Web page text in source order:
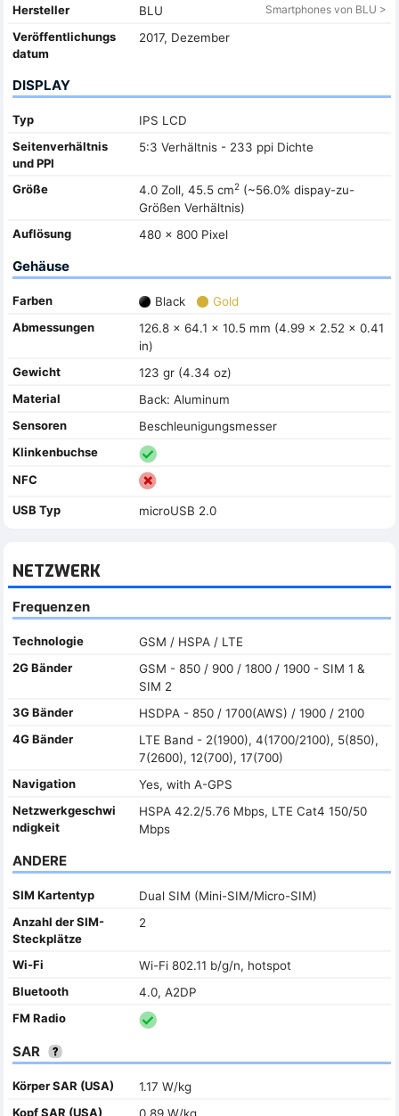
Hersteller BLU Smartphones von BLU >
Veröffentlichungs
datum
2017, Dezember
DISPLAY
Typ
IPS LCD
Seitenverhältnis
und PPI
5:3 Verhältnis - 233 ppi Dichte
Größe 4.0 Zoll, 45.5 cm2(~56.0% dispay-zu-
Größen Verhältnis)
Auflösung
480 x 800 Pixel
Gehäuse
Farben Black
Gold
Abmessungen
126.8 x 64.1 x 10.5 mm (4.99 x 2.52 x 0.41
in)
Gewicht
123 gr (4.34 oz)
Material
Back: Aluminum
Sensoren
Beschleunigungsmesser
Klinkenbuchse
NFC
USB Typ microUSB 2.0
NETZWERK
Frequenzen
Technologie
GSM / HSPA / LTE
2G Bänder
GSM - 850 / 900 / 1800 / 1900 - SIM 1 &
SIM 2
3G Bänder
HSDPA - 850 / 1700(AWS) / 1900 / 2100
4G Bänder
LTE Band - 2(1900), 4(1700/2100), 5(850),
7(2600), 12(700), 17(700)
Navigation
Yes, with A-GPS
Netzwerkgeschwi
ndigkeit
HSPA 42.2/5.76 Mbps, LTE Cat4 150/50
Mbps
ANDERE
SIM Kartentyp
Dual SIM (Mini-SIM/Micro-SIM)
Anzahl der SIM-
Steckplätze
2
Wi-Fi
Wi-Fi 802.11 b/g/n, hotspot
Bluetooth
4.0, A2DP
FM Radio
SAR
Körper SAR (USA)
1.17 W/kg
Kopf SAR (USA)